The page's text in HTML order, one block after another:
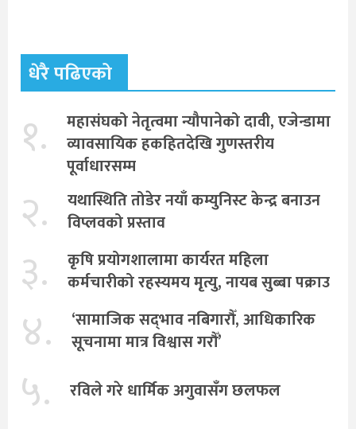
धेरै पढिएको
१.
महासंघको नेतृत्वमा न्यौपानेको दावी, एजेन्डामा
व्यावसायिक हकहितदेखि गुणस्तरीय
पूर्वाधारसम्म
२.
यथास्थिति तोडेर नयाँ कम्युनिस्ट केन्द्र बनाउन
विप्लवको प्रस्ताव
३.
कृषि प्रयोगशालामा कार्यरत महिला
कर्मचारीको रहस्यमय मृत्यु, नायब सुब्बा पक्राउ
४.
‘सामाजिक सद्‌भाव नबिगारौँ, आधिकारिक
सूचनामा मात्र विश्वास गरौँ’
५. रविले गरे धार्मिक अगुवासँग छलफल